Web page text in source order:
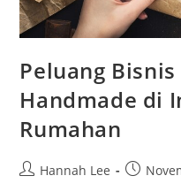
Peluang
Handmade di
Rumahan
PostHannah Lee
Post